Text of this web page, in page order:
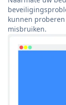
kunnen
misbruiken.